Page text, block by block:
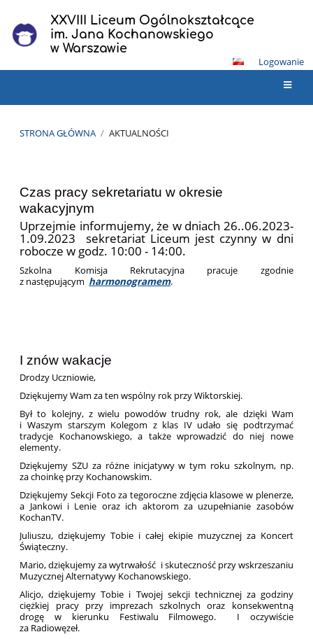
XXVIII Liceum Ogólnokształcące
im. Jana Kochanowskiego
w Warszawie
Logowanie
STRONA GŁÓWNA / AKTUALNOŚCI
Czas pracy sekretariatu w okresie
wakacyjnym
Uprzejmie informujemy, że w dniach 26..06.2023-
1.09.2023 sekretariat Liceum jest czynny w dni
robocze w godz. 10:00 - 14:00.
Szkolna Komisja Rekrutacyjna pracuje zgodnie
z następującym harmonogramem.
I znów wakacje
Drodzy Uczniowie,
Dziękujemy Wam za ten wspólny rok przy Wiktorskiej.
Był to kolejny, z wielu powodów trudny rok, ale dzięki Wam
i Waszym starszym Kolegom z klas IV udało się podtrzymać
tradycje Kochanowskiego, a także wprowadzić do niej nowe
elementy.
Dziękujemy SZU za różne inicjatywy w tym roku szkolnym, np.
za choinkę przy Kochanowskim.
Dziękujemy Sekcji Foto za tegoroczne zdjęcia klasowe w plenerze,
a Jankowi i Lenie oraz ich aktorom za uzupełnianie zasobów
KochanTV.
Juliuszu, dziękujemy Tobie i całej ekipie muzycznej za Koncert
Świąteczny.
Mario, dziękujemy za wytrwałość i skuteczność przy wskrzeszaniu
Muzycznej Alternatywy Kochanowskiego.
Alicjo, dziękujemy Tobie i Twojej sekcji technicznej za godziny
ciężkiej pracy przy imprezach szkolnych oraz konsekwentną
drogę w kierunku Festiwalu Filmowego. I oczywiście
za Radiowęzeł.